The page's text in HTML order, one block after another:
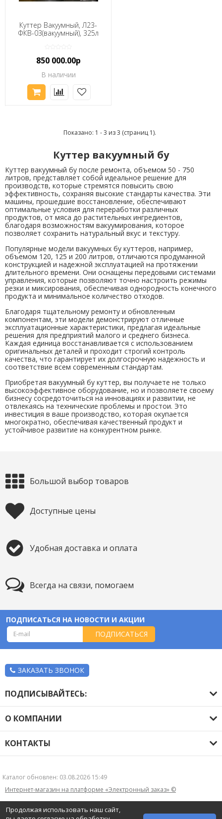
Куттер Вакуумный, Л23-
ФКВ-03(вакуумный), 325л
850 000.00р
В наличии
Показано: 1 - 3 из 3 (страниц 1).
Куттер вакуумный бу
Куттер вакуумный бу после ремонта, объемом 50 - 750
литров, представляет собой идеальное решение для
производств, которые стремятся повысить свою
эффективность, сохраняя высокие стандарты качества. Эти
машины, прошедшие восстановление, обеспечивают
оптимальные условия для переработки различных
продуктов, от мяса до растительных ингредиентов,
благодаря возможностям вакуумирования, которое
позволяет сохранить натуральный вкус и текстуру.
Популярные модели вакуумных бу куттеров, например,
объемом 120, 125 и 200 литров, отличаются продуманной
конструкцией и надежной эксплуатацией на протяжении
длительного времени. Они оснащены передовыми системами
управления, которые позволяют точно настроить режимы
резки и миксирования, обеспечивая однородность конечного
продукта и минимальное количество отходов.
Благодаря тщательному ремонту и обновленным
компонентам, эти модели демонстрируют отличные
эксплуатационные характеристики, предлагая идеальные
решения для предприятий малого и среднего бизнеса.
Каждая единица восстанавливается с использованием
оригинальных деталей и проходит строгий контроль
качества, что гарантирует их долгосрочную надежность и
соответствие всем современным стандартам.
Приобретая вакуумный бу куттер, вы получаете не только
высокоэффективное оборудование, но и позволяете своему
бизнесу сосредоточиться на инновациях и развитии, не
отвлекаясь на технические проблемы и простои. Это
инвестиция в ваше производство, которая окупается
многократно, обеспечивая качественный продукт и
устойчивое развитие на конкурентном рынке.
Большой выбор товаров
Доступные цены
Удобная доставка и оплата
Всегда на связи, помогаем
ПОДПИСАТЬСЯ НА НОВОСТИ И АКЦИИ
ПОДПИСАТЬСЯ
ЗАКАЗАТЬ ЗВОНОК
ПОДПИСЫВАЙТЕСЬ:
О КОМПАНИИ
Оплата и доставка
Новости
Контакты
Политика конфиденциальности
КОНТАКТЫ
+7 (831) 422-24-27
607490, Нижегородская обл, г Пильна, ул Калинина,
74
Каталог обновлен: 03.08.2026 15:49
Интернет-магазин на платформе «Электронный заказ» ©
Продолжая использовать наш сайт,